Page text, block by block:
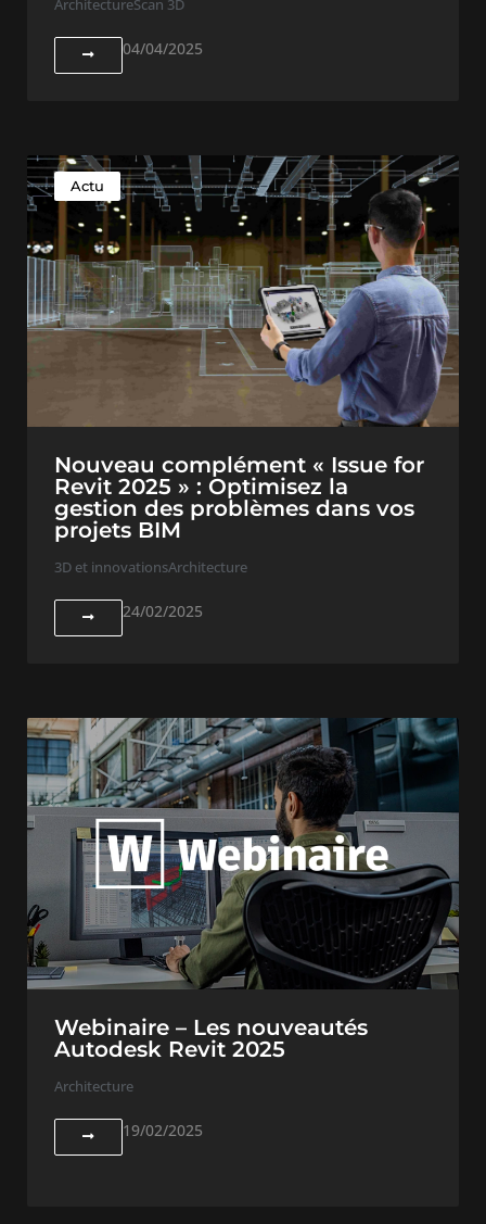
ArchitectureScan 3D
04/04/2025
Actu
Nouveau complément « Issue for
Revit 2025 » : Optimisez la
gestion des problèmes dans vos
projets BIM
3D et innovationsArchitecture
24/02/2025
Webinaire – Les nouveautés
Autodesk Revit 2025
Architecture
19/02/2025